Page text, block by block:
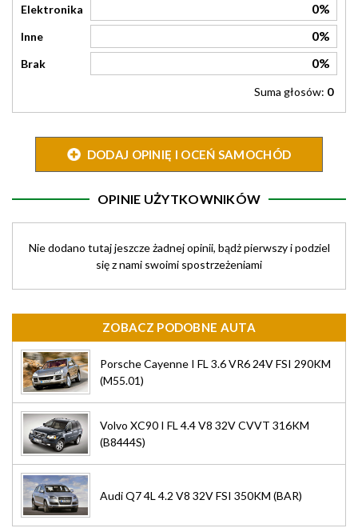
Elektronika 0%
Inne 0%
Brak 0%
Suma głosów: 0
DODAJ OPINIĘ I OCEŃ SAMOCHÓD
OPINIE UŻYTKOWNIKÓW
Nie dodano tutaj jeszcze żadnej opinii, bądż pierwszy i podziel
się z nami swoimi spostrzeżeniami
ZOBACZ PODOBNE AUTA
Porsche Cayenne I FL 3.6 VR6 24V FSI 290KM
(M55.01)
Volvo XC90 I FL 4.4 V8 32V CVVT 316KM
(B8444S)
Audi Q7 4L 4.2 V8 32V FSI 350KM (BAR)